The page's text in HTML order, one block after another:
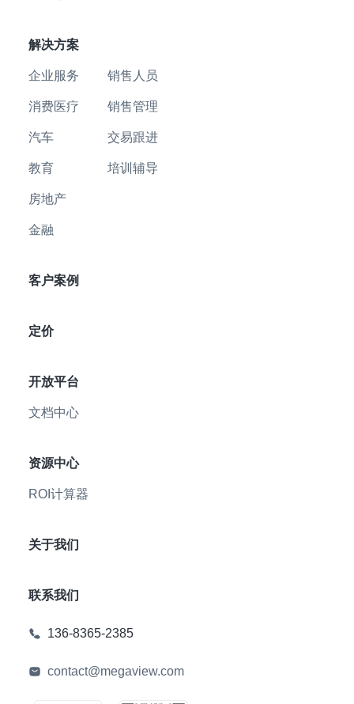
解决方案
企业服务
消费医疗
汽车
教育
房地产
金融
销售人员
销售管理
交易跟进
培训辅导
客户案例
定价
开放平台
文档中心
资源中心
ROI计算器
关于我们
联系我们
136-8365-2385
contact@megaview.com